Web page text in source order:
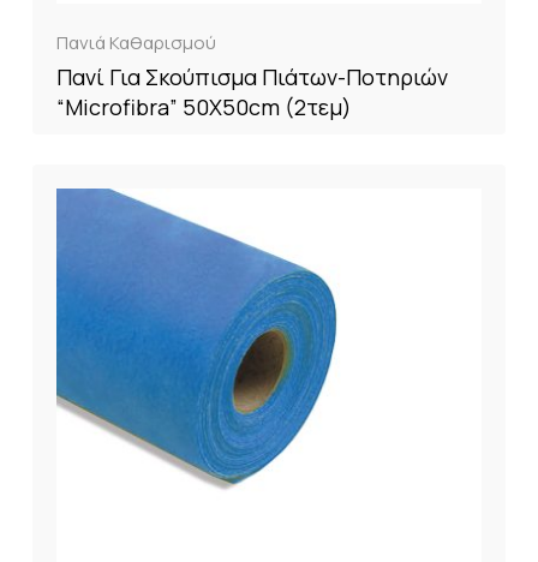
Πανιά Καθαρισμού
Πανί Για Σκούπισμα Πιάτων-Ποτηριών
“Microfibra” 50X50cm (2τεμ)